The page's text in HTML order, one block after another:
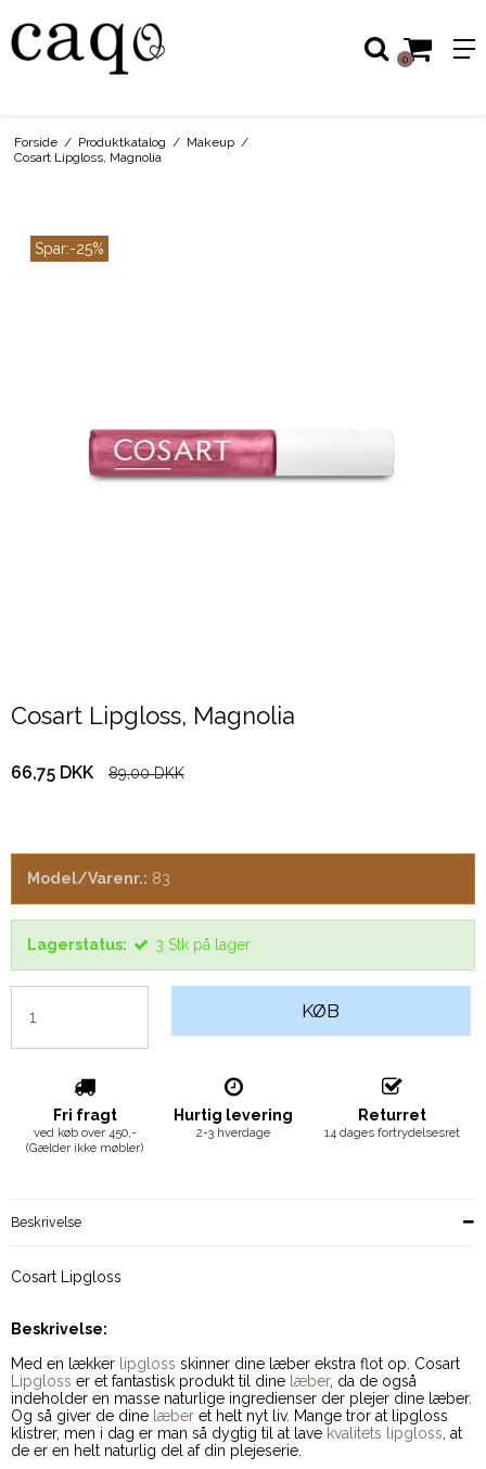
0
Forside / Produktkatalog / Makeup /
Cosart Lipgloss, Magnolia
Spar:-25%
Cosart Lipgloss, Magnolia
66,75 DKK 89,00 DKK
Model/Varenr.: 83
Lagerstatus: 3 Stk på lager
KØB
Fri fragt
ved køb over 450,-
(Gælder ikke møbler)
Hurtig levering
2-3 hverdage
Returret
14 dages fortrydelsesret
Beskrivelse
Cosart Lipgloss
Beskrivelse:
Med en lækker lipgloss skinner dine læber ekstra flot op. Cosart
Lipgloss er et fantastisk produkt til dine læber, da de også
indeholder en masse naturlige ingredienser der plejer dine læber.
Og så giver de dine læber et helt nyt liv. Mange tror at lipgloss
klistrer, men i dag er man så dygtig til at lave kvalitets lipgloss , at
de er en helt naturlig del af din plejeserie.